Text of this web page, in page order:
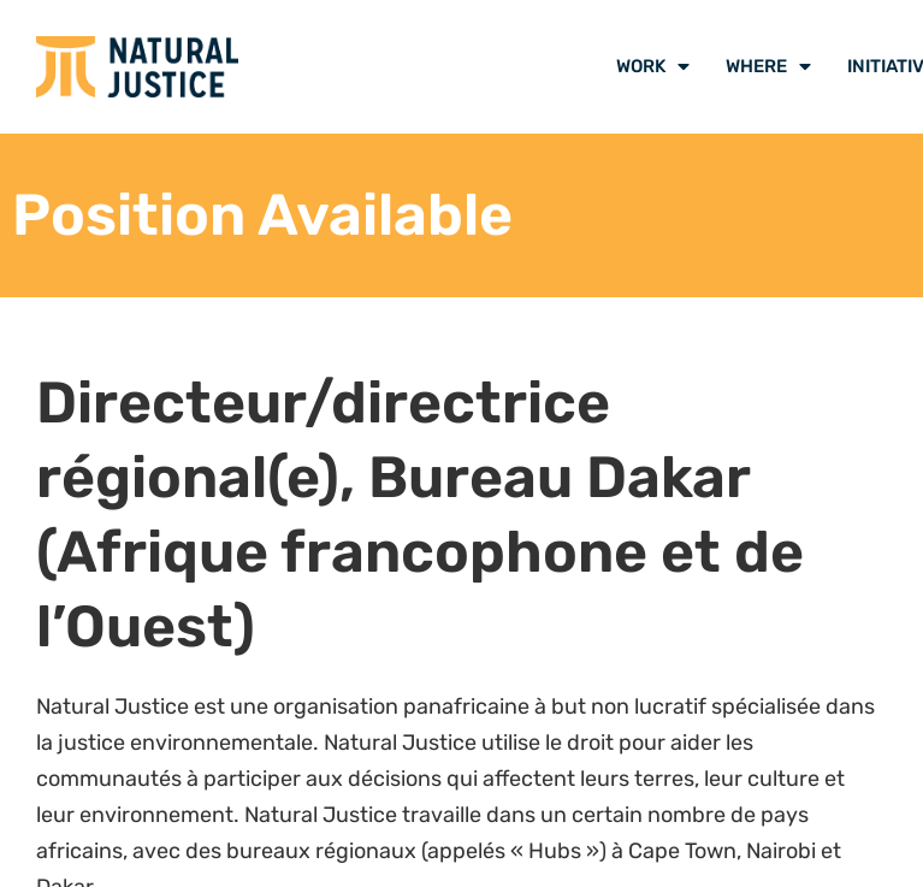
deux échantillons de vos travaux écrits antérieurs (par exemple, des articles ou
des rapports de recherche).
Veuillez vous assurer que l’ensemble de votre candidature correspond aux
requis. Veuillez ne pas postuler si vous ne possédez pas l’expérience requise.
continue, nous vous encourageons donc à postuler le plus tôt possible. Seuls les
Rôles et responsabilités clés –
Directeur/Directrice du Hub Dakar
Vue d’ensemble
Assurer la direction et la supervision de tous les aspects stratégiques et de
gestion (programmatiques, financiers et administratifs) du Hub Dakar, qui
couvre le travail au Sénégal, en Guinée, à Madagascar, au Burkina Faso et au
Assurer la direction collective de Natural Justice au sein de l’équipe de gestion
Planification stratégique et mise en œuvre de projets
Assurer l’alignement des stratégies de programme de l’organisation avec la